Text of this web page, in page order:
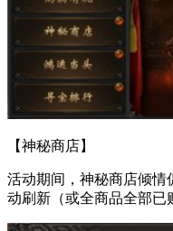
【神秘商店】
活动期间，神秘商店倾情
动刷新（或全商品全部已